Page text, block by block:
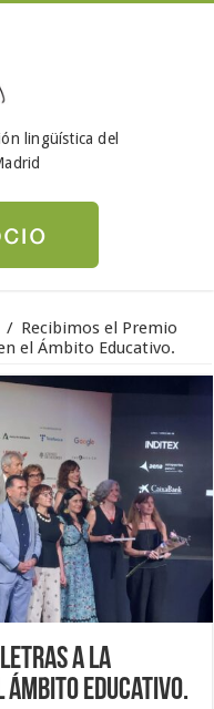
lingüística del
/ Recibimos el Premio
el Ámbito Educativo.
a la
Educativo.